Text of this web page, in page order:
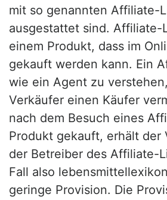
mit so genannten Affiliate-
ausgestattet sind. Affiliate-
einem Produkt, dass im
gekauft werden kann. Ein
wie ein Agent zu
Verkäufer einen Käufer
nach dem Besuch eines
Produkt gekauft, erhält der
der Betreiber des Affiliate-
Fall also
geringe Provision. Die